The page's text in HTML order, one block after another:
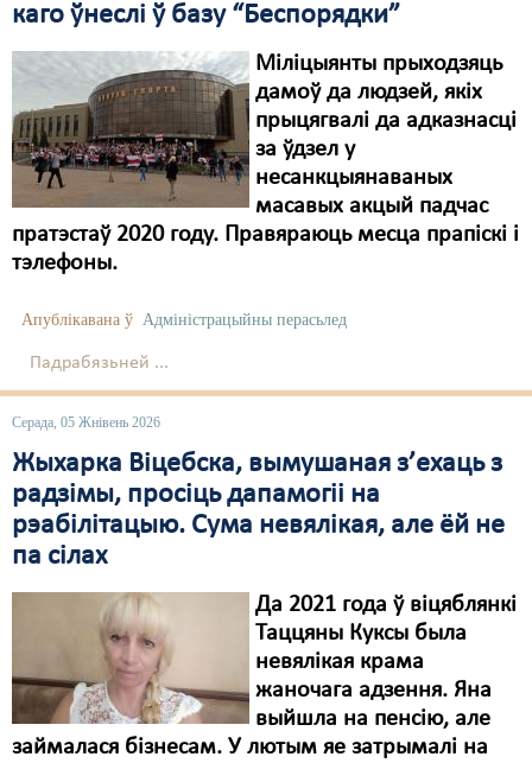
каго ўнеслі ў базу “Беспорядки”
Міліцыянты прыходзяць
дамоў да людзей, якіх
прыцягвалі да адказнасці
за ўдзел у
несанкцыянаваных
масавых акцый падчас
пратэстаў 2020 году. Правяраюць месца прапіскі і
тэлефоны.
Апублікавана ў Адміністрацыйны перасьлед
Падрабязьней ...
Серада, 05 Жнівень 2026
Жыхарка Віцебска, вымушаная з’ехаць з
радзімы, просіць дапамогіі на
рэабілітацыю. Сума невялікая, але ёй не
па сілах
Да 2021 года ў віцяблянкі
Таццяны Куксы была
невялікая крама
жаночага адзення. Яна
выйшла на пенсію, але
займалася бізнесам. У лютым яе затрымалі на